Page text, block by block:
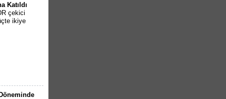
Katıldı
çekici
ikiye